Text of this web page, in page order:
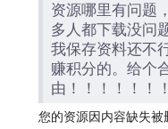
资源哪里有问题
多人都下载没问
我保存资料还不
赚积分的。给个
由！！！！！！
您的资源因内容缺失被